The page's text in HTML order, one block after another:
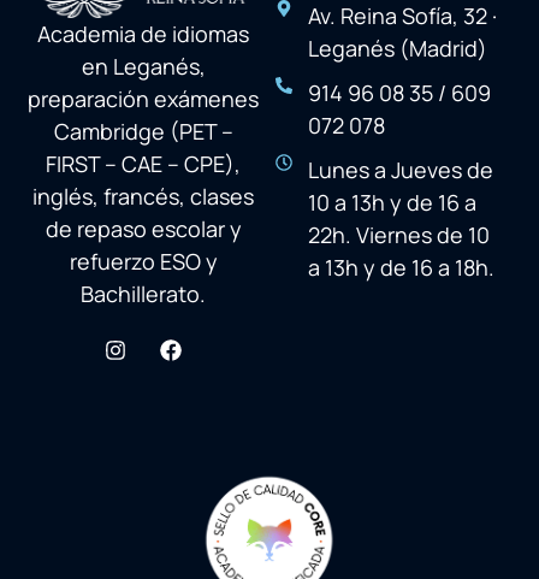
Academia de idiomas
en Leganés,
preparación exámenes
Cambridge (PET –
FIRST – CAE – CPE),
inglés, francés, clases
de repaso escolar y
refuerzo ESO y
Bachillerato.
Av. Reina Sofía, 32 ·
Leganés (Madrid)
914 96 08 35 / 609
072 078
Lunes a Jueves de
10 a 13h y de 16 a
22h. Viernes de 10
a 13h y de 16 a 18h.